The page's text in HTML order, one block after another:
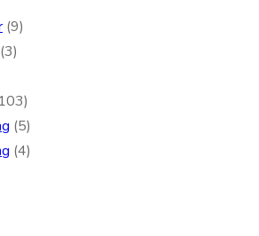
(9)
(3)
(5)
(4)